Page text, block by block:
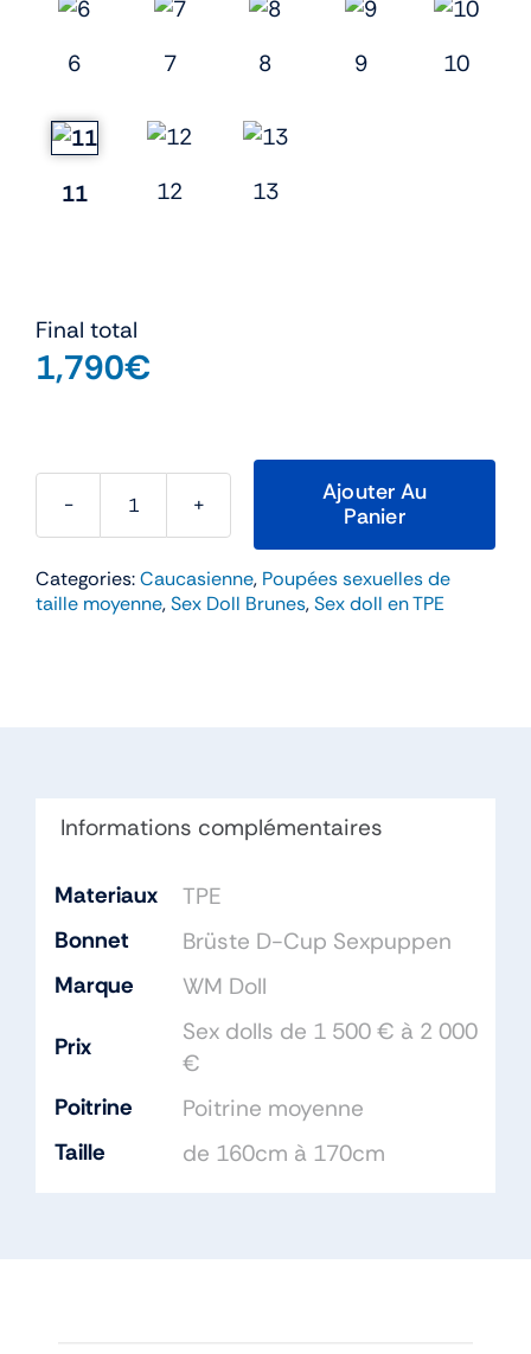
6 7 8 9 10
11 12 13
Final total
1,790€
quantité
Tila
–
Ajouter Au
Panier
Categories:Caucasienne, Poupées sexuelles de
taille moyenne,Sex Doll Brunes,Sex doll en TPE
Informations complémentaires
Materiaux
TPE
Bonnet
Brüste D-Cup Sexpuppen
Marque
WM Doll
Prix
Sex dolls de 1 500 € à 2 000
€
Poitrine
Poitrine moyenne
Taille
de 160cm à 170cm